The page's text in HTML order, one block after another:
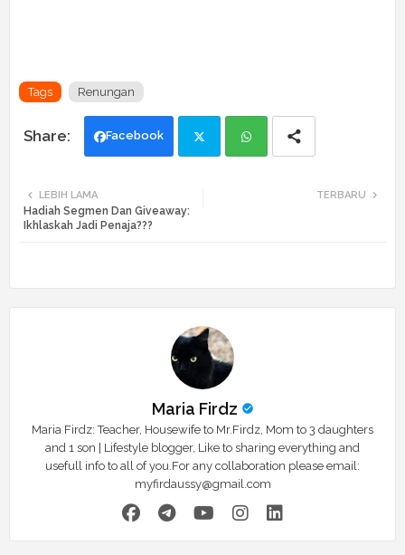
Tags Renungan
Facebook
TERBARU
LEBIH LAMA
Hadiah Segmen Dan Giveaway:
Ikhlaskah Jadi Penaja???
Maria Firdz
Maria Firdz: Teacher, Housewife to Mr.Firdz, Mom to 3 daughters
and 1 son | Lifestyle blogger, Like to sharing everything and
usefull info to all of you.For any collaboration please email:
myfirdaussy@gmail.com